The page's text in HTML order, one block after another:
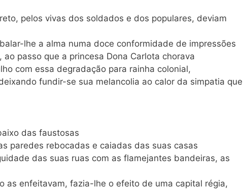
pelos vivas dos soldados e dos populares, deviam
lhe a alma numa doce conformidade de impressões
passo que a princesa Dona Carlota chorava
com essa degradação para rainha colonial,
fundir-se sua melancolia ao calor da simpatia que
das faustosas
paredes rebocadas e caiadas das suas casas
das suas ruas com as flamejantes bandeiras, as
as enfeitavam, fazia-lhe o efeito de uma capital régia,